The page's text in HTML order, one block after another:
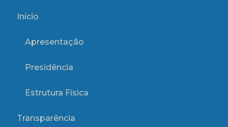
Início
Apresentação
Presidência
Estrutura Física
Transparência